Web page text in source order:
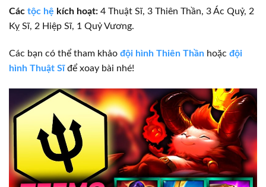
Các tộc hệ kích hoạt: 4 Thuật Sĩ, 3 Thiên Thần, 3 Ác Quỷ, 2
Kỵ Sĩ, 2 Hiệp Sĩ, 1 Quỷ Vương.
Các bạn có thể tham khảo đội hình Thiên Thần hoặc đội
hình Thuật Sĩđể xoay bài nhé!